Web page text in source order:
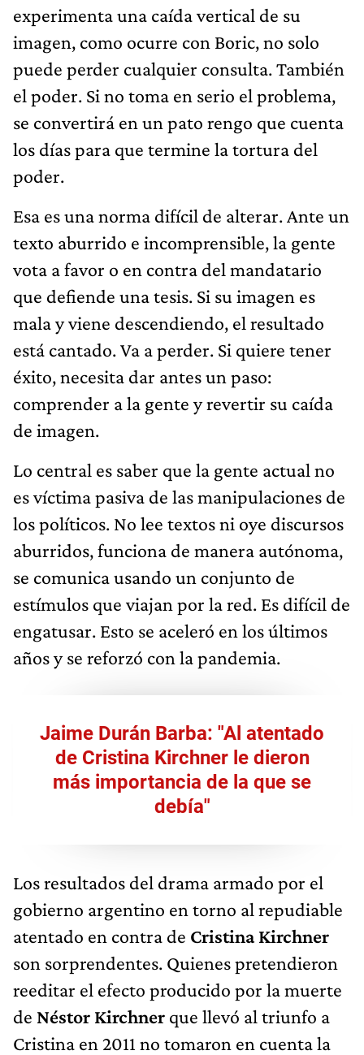
experimenta una caída vertical de su
imagen, como ocurre con Boric, no solo
puede perder cualquier consulta. También
el poder. Si no toma en serio el problema,
se convertirá en un pato rengo que cuenta
los días para que termine la tortura del
poder.
Esa es una norma difícil de alterar. Ante un
texto aburrido e incomprensible, la gente
vota a favor o en contra del mandatario
que defiende una tesis. Si su imagen es
mala y viene descendiendo, el resultado
está cantado. Va a perder. Si quiere tener
éxito, necesita dar antes un paso:
comprender a la gente y revertir su caída
de imagen.
Lo central es saber que la gente actual no
es víctima pasiva de las manipulaciones de
los políticos. No lee textos ni oye discursos
aburridos, funciona de manera autónoma,
se comunica usando un conjunto de
estímulos que viajan por la red. Es difícil de
engatusar. Esto se aceleró en los últimos
años y se reforzó con la pandemia.
Jaime Durán Barba: "Al atentado
de Cristina Kirchner le dieron
más importancia de la que se
debía"
Los resultados del drama armado por el
gobierno argentino en torno al repudiable
atentado en contra de Cristina Kirchner
son sorprendentes. Quienes pretendieron
reeditar el efecto producido por la muerte
de Néstor Kirchner que llevó al triunfo a
Cristina en 2011 no tomaron en cuenta la